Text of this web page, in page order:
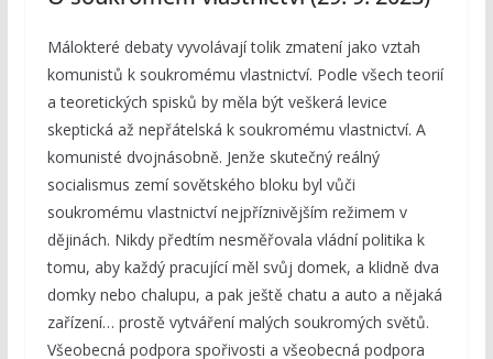
Málokteré debaty vyvolávají tolik zmatení jako vztah
komunistů k soukromému vlastnictví. Podle všech teorií
a teoretických spisků by měla být veškerá levice
skeptická až nepřátelská k soukromému vlastnictví. A
komunisté dvojnásobně. Jenže skutečný reálný
socialismus zemí sovětského bloku byl vůči
soukromému vlastnictví nejpříznivějším režimem v
dějinách. Nikdy předtím nesměřovala vládní politika k
tomu, aby každý pracující měl svůj domek, a klidně dva
domky nebo chalupu, a pak ještě chatu a auto a nějaká
zařízení… prostě vytváření malých soukromých světů.
Všeobecná podpora spořivosti a všeobecná podpora